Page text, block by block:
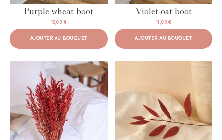
AJOUTER AU BOUQUET AJOUTER AU BOUQUET
Purple wheat boot
12,00 €
AJOUTER AU BOUQUET
Violet oat boot
11,00 €
AJOUTER AU BOUQUET